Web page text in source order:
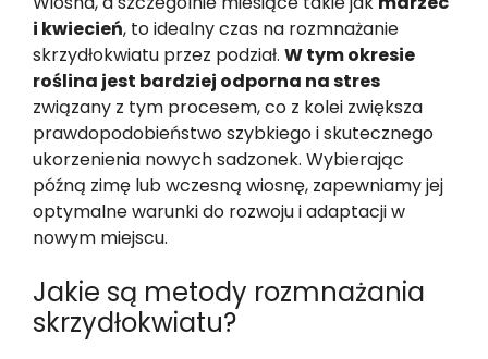
i kwiecień, to idealny czas na rozmnażanie
skrzydłokwiatu przez podział. W tym okresie
roślina jest bardziej odporna na stres
związany z tym procesem, co z kolei zwiększa
prawdopodobieństwo szybkiego i skutecznego
ukorzenienia nowych sadzonek. Wybierając
późną zimę lub wczesną wiosnę, zapewniamy jej
optymalne warunki do rozwoju i adaptacji w
nowym miejscu.
Jakie są metody rozmnażania
skrzydłokwiatu?